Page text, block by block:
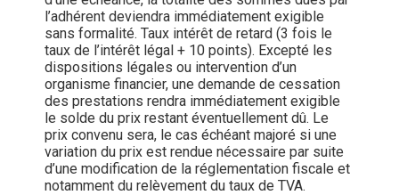
l’adhérent deviendra immédiatement exigible
sans formalité. Taux intérêt de retard (3 fois le
taux de l’intérêt légal + 10 points). Excepté les
dispositions légales ou intervention d’un
organisme financier, une demande de cessation
des prestations rendra immédiatement exigible
le solde du prix restant éventuellement dû. Le
prix convenu sera, le cas échéant majoré si une
variation du prix est rendue nécessaire par suite
d’une modification de la réglementation fiscale et
notamment du relèvement du taux de TVA.